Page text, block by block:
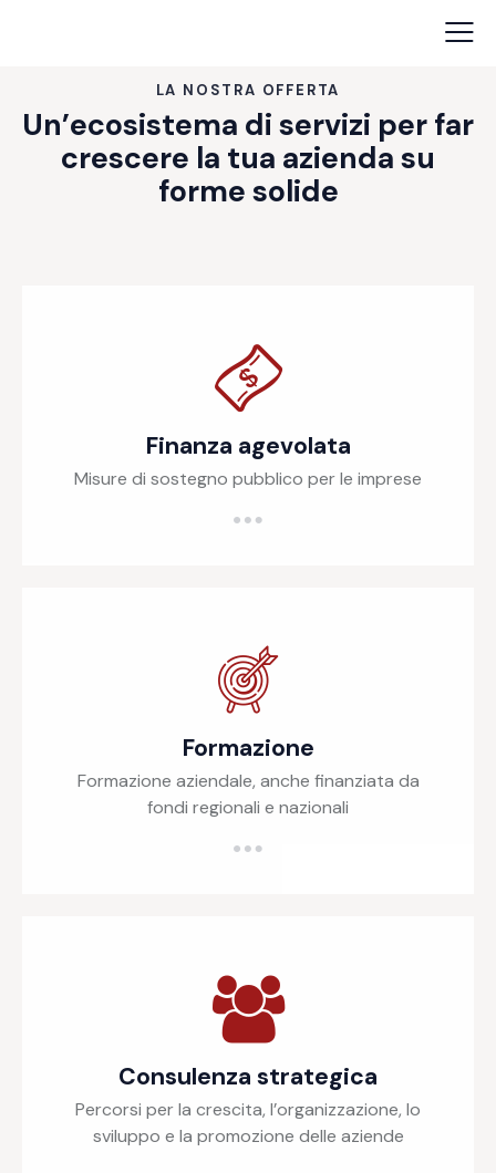
LA NOSTRA OFFERTA
Un’ecosistema di servizi per far
crescere la tua azienda su
forme solide
Finanza agevolata
Misure di sostegno pubblico per le imprese
Formazione
Formazione aziendale, anche finanziata da
fondi regionali e nazionali
Consulenza strategica
Percorsi per la crescita, l’organizzazione, lo
sviluppo e la promozione delle aziende